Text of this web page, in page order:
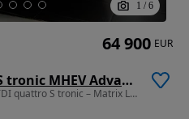
1 / 6
Audi Q5 40 TDI quattro S tronic MHEV Advanced
1968 cm3 • 204 CP • AUDI Q5 40 TDI quattro S tronic – Matrix LED – Camere 360 -Ventilatie
64 900 EUR